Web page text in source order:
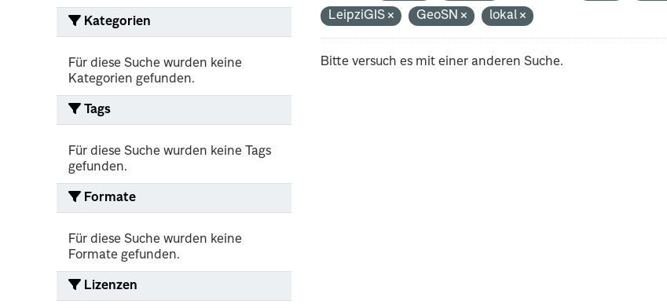
Kategorien
Für diese Suche wurden keine
Kategorien gefunden.
Tags
Für diese Suche wurden keine Tags
gefunden.
Formate
Für diese Suche wurden keine
Formate gefunden.
Lizenzen
LeipziGIS
GeoSN lokal
Bitte versuch es mit einer anderen Suche.